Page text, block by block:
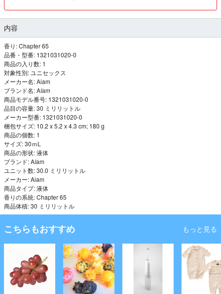
内容
香り: Chapter 65
品番・型番: 1321031020-0
商品の入り数: 1
対象性別: ユニセックス
メーカー名: Aiam
ブランド名: Aíam
商品モデル番号: 1321031020-0
品目の容量: 30 ミリリットル
メーカー型番: 1321031020-0
梱包サイズ: 10.2 x 5.2 x 4.3 cm; 180 g
商品の個数: 1
サイズ: 30ｍL
商品の形状: 液体
ブランド: Aíam
ユニット数: 30.0 ミリリットル
メーカー: Aiam
商品タイプ: 液体
香りの系統: Chapter 65
商品体積: 30 ミリリットル
こちらもおすすめ もっと見る